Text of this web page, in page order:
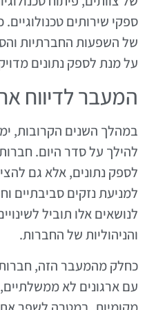
ספקי שירותים
של השפעות החברתיות
על מנת לספק נתונים
המעבר לדיווח
במהלך השנים הקרובות,
להילך על סדר היום.
לספק נתונים, אלא גם
למניעת נזקים סביבתיים
לנושאים אלו תוביל
והניהוליות של החברות.
כחלק מהמעבר הזה,
עם ארגונים לא